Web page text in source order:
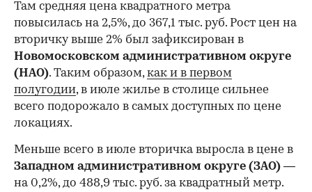
Там средняя цена квадратного метра
повысилась на 2,5%, до 367,1 тыс. руб. Рост цен на
вторичку выше 2% был зафиксирован в
Новомосковском административном округе
(НАО). Таким образом,как и в первом
полугодии, в июле жилье в столице сильнее
всего подорожало в самых доступных по цене
локациях.
Меньше всего в июле вторичка выросла в цене в
Западном административном округе (ЗАО) —
на 0,2%, до 488,9 тыс. руб. за квадратный метр.